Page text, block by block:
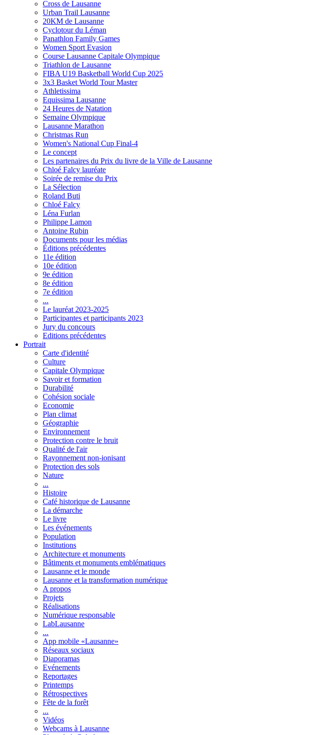
Cross de Lausanne
Urban Trail Lausanne
20KM de Lausanne
Cyclotour du Léman
Panathlon Family Games
Women Sport Evasion
Course Lausanne Capitale Olympique
Triathlon de Lausanne
FIBA U19 Basketball World Cup 2025
3x3 Basket World Tour Master
Athletissima
Equissima Lausanne
24 Heures de Natation
Semaine Olympique
Lausanne Marathon
Christmas Run
Women's National Cup Final-4
Le concept
Les partenaires du Prix du livre de la Ville de Lausanne
Chloé Falcy lauréate
Soirée de remise du Prix
La Sélection
Roland Buti
Chloé Falcy
Léna Furlan
Philippe Lamon
Antoine Rubin
Documents pour les médias
Éditions précédentes
11e édition
10e édition
9e édition
8e édition
7e édition
...
Le lauréat 2023-2025
Participantes et participants 2023
Jury du concours
Editions précédentes
Portrait
Carte d'identité
Culture
Capitale Olympique
Savoir et formation
Durabilité
Cohésion sociale
Economie
Plan climat
Géographie
Environnement
Protection contre le bruit
Qualité de l'air
Rayonnement non-ionisant
Protection des sols
Nature
...
Histoire
Café historique de Lausanne
La démarche
Le livre
Les événements
Population
Institutions
Architecture et monuments
Bâtiments et monuments emblématiques
Lausanne et le monde
Lausanne et la transformation numérique
A propos
Projets
Réalisations
Numérique responsable
LabLausanne
...
App mobile «Lausanne»
Réseaux sociaux
Diaporamas
Evénements
Reportages
Printemps
Rétrospectives
Fête de la forêt
...
Vidéos
Webcams à Lausanne